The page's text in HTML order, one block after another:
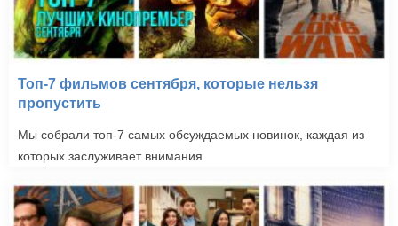
Топ-7 фильмов сентября, которые нельзя
пропустить
Мы собрали топ-7 самых обсуждаемых новинок, каждая из
которых заслуживает внимания